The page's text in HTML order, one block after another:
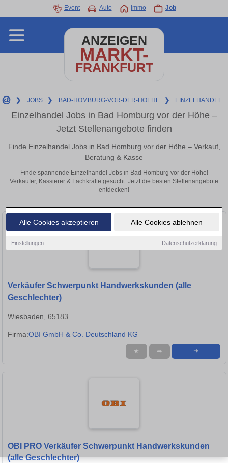
Alle Cookies akzeptieren Alle Cookies ablehnen
Einstellungen Datenschutzerklärung
Event Auto Immo Job
ANZEIGEN
MARKT-
FRANKFURT
❯ JOBS ❯ BAD-HOMBURG-VOR-DER-HOEHE ❯ EINZELHANDEL
Einzelhandel Jobs in Bad Homburg vor der Höhe –
Jetzt Stellenangebote finden
Finde Einzelhandel Jobs in Bad Homburg vor der Höhe – Verkauf,
Beratung & Kasse
Finde spannende Einzelhandel Jobs in Bad Homburg vor der Höhe!
Verkäufer, Kassierer & Fachkräfte gesucht. Jetzt die besten Stellenangebote
entdecken!
Verkäufer Schwerpunkt Handwerkskunden (alle
Geschlechter)
Wiesbaden, 65183
Firma:OBI GmbH & Co. Deutschland KG
★ ➦ ➜
OBI PRO Verkäufer Schwerpunkt Handwerkskunden
(alle Geschlechter)